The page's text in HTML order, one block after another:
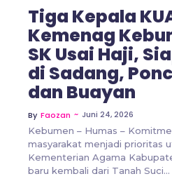
Tiga Kepala
Kemenag
SK Usai Haji,
di Sadang,
dan Buayan
By Faozan ~ Juni 24, 2026
Kebumen – Humas –
masyarakat menjadi prioritas
Kementerian Agama
baru kembali dari Tanah Suci...